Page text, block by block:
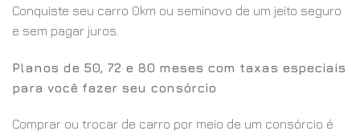
Conquiste seu carro 0km ou seminovo de um jeito seguro
e sem pagar juros.
Planos de 50, 72 e 80 meses com taxas especiais
para você fazer seu consórcio
Comprar ou trocar de carro por meio de um consórcio é